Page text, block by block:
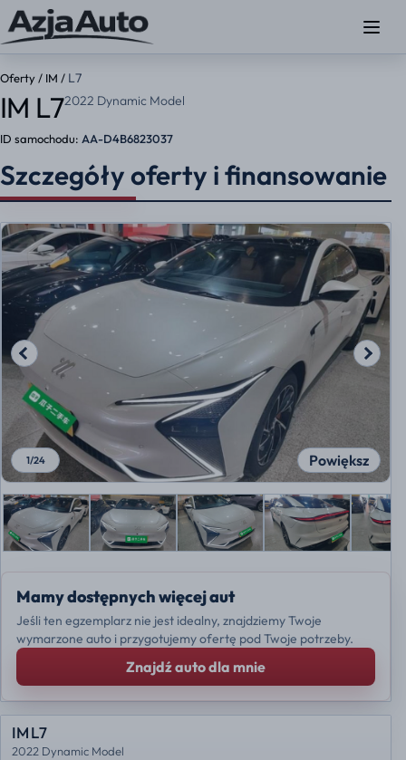
Oferty / IM / L7
IM L72022 Dynamic Model
ID samochodu: AA-D4B6823037
Szczegóły oferty i finansowanie
Powiększ
1/24
Mamy dostępnych więcej aut
Jeśli ten egzemplarz nie jest idealny, znajdziemy Twoje
wymarzone auto i przygotujemy ofertę pod Twoje potrzeby.
Znajdź auto dla mnie
IM L7
2022 Dynamic Model